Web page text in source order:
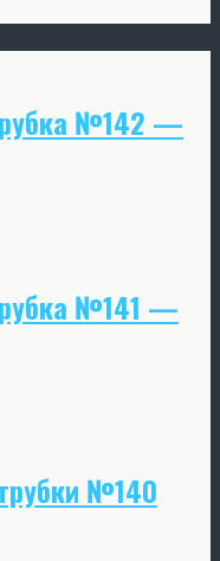
№142 —
№141 —
№140